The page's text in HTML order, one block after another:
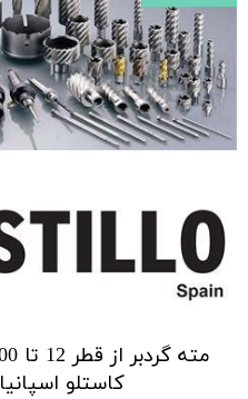
کاستلو اسپانیا CASTILLO